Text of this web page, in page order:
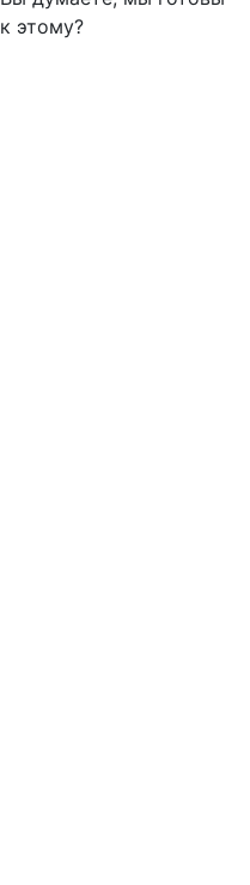
к этому?